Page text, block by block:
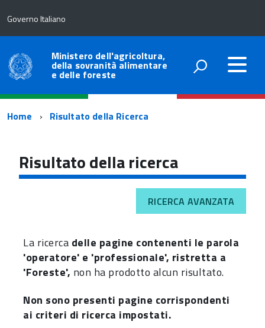
Governo Italiano
Ministero dell'agricoltura,
della sovranità alimentare
e delle foreste
Percorso
navigazione
Home Risultato della Ricerca
Risultato della ricerca
RICERCA AVANZATA
La ricerca delle pagine contenenti le parola
'operatore' e 'professionale', ristretta a
'Foreste', non ha prodotto alcun risultato.
Non sono presenti pagine corrispondenti
ai criteri di ricerca impostati.